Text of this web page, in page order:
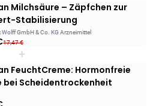
Milchsäure – Zäpfchen zur
Stabilisierung
GmbH & Co. KG Arzneimittel
17,47 €
+
FeuchtCreme: Hormonfreie
bei Scheidentrockenheit